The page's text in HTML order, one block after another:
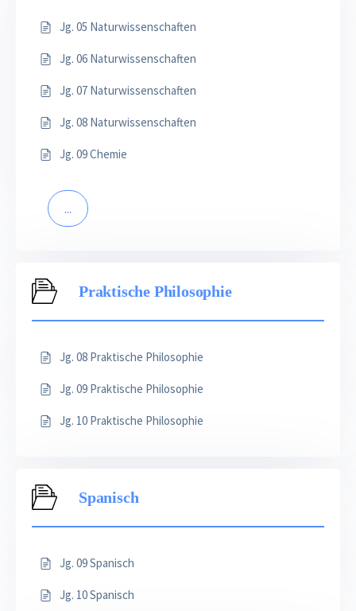
Jg. 05 Naturwissenschaften
Jg. 06 Naturwissenschaften
Jg. 07 Naturwissenschaften
Jg. 08 Naturwissenschaften
Jg. 09 Chemie
...
Praktische Philosophie
Jg. 08 Praktische Philosophie
Jg. 09 Praktische Philosophie
Jg. 10 Praktische Philosophie
Spanisch
Jg. 09 Spanisch
Jg. 10 Spanisch